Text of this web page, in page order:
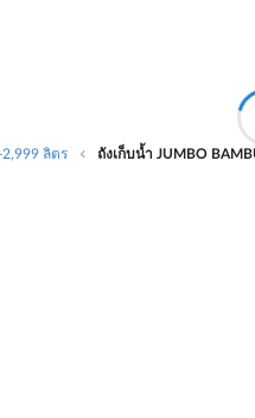
ลิตร ถังเก็บน้ำ JUMBO